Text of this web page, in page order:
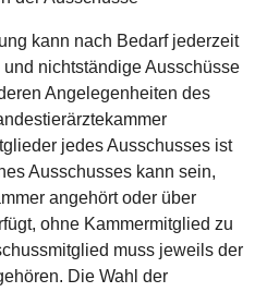
kann nach Bedarf jederzeit
nichtständige Ausschüsse
Angelegenheiten des
jedes Ausschusses ist
Ausschusses kann sein,
angehört oder über
ohne Kammermitglied zu
muss jeweils der
Die Wahl der